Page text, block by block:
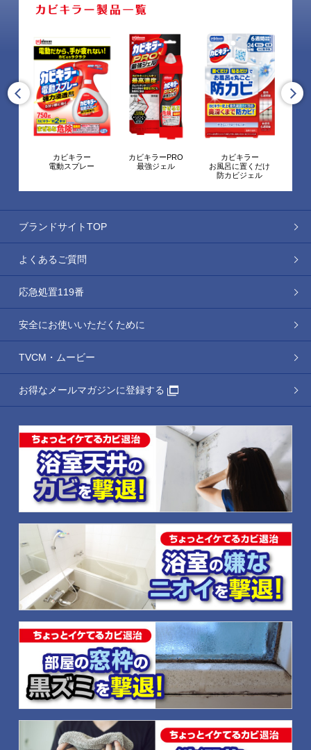
カビキラーPRO
最強ジェル
カビキラー
お風呂に置くだけ
カビキラーキッチン
こすらずヌメリとり
＆除菌
ブランドサイトTOP
よくあるご質問
応急処置119番
安全にお使いいただくために
TVCM・ムービー
お得なメールマガジンに登録する